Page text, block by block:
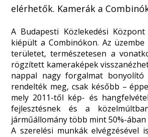
elérhetők. Kamerák a
A Budapesti Közlekedési
kiépült a Combinókon. Az
területet, természetesen a
rögzített kameraképek
nappal nagy forgalmat
rendelték meg, csak később –
mely 2011-től kép- és
fejlesztésnek és a
járműállomány több mint 50%-ában
A szerelési munkák elvégzésével